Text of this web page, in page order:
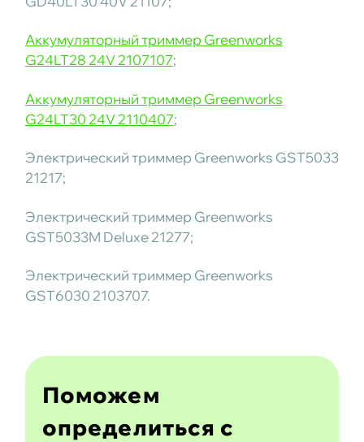
Аккумуляторный триммер Greenworks
G24LT28 24V 2107107;
Аккумуляторный триммер Greenworks
G24LT30 24V 2110407;
Электрический триммер Greenworks GST5033
21217;
Электрический триммер Greenworks
GST5033M Deluxe 21277;
Электрический триммер Greenworks
GST6030 2103707.
Поможем
определиться с